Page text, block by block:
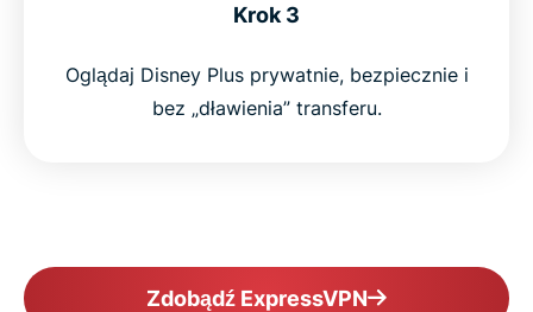
Krok 3
Oglądaj Disney Plus prywatnie, bezpiecznie i
bez „dławienia” transferu.
Zdobądź ExpressVPN